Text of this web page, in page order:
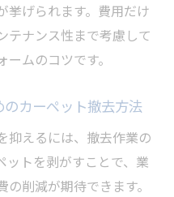
挙げられます。費用だけ
テナンス性まで考慮して
ムのコツです。
のカーペット撤去方法
抑えるには、撤去作業の
ットを剥がすことで、業
削減が期待できます。